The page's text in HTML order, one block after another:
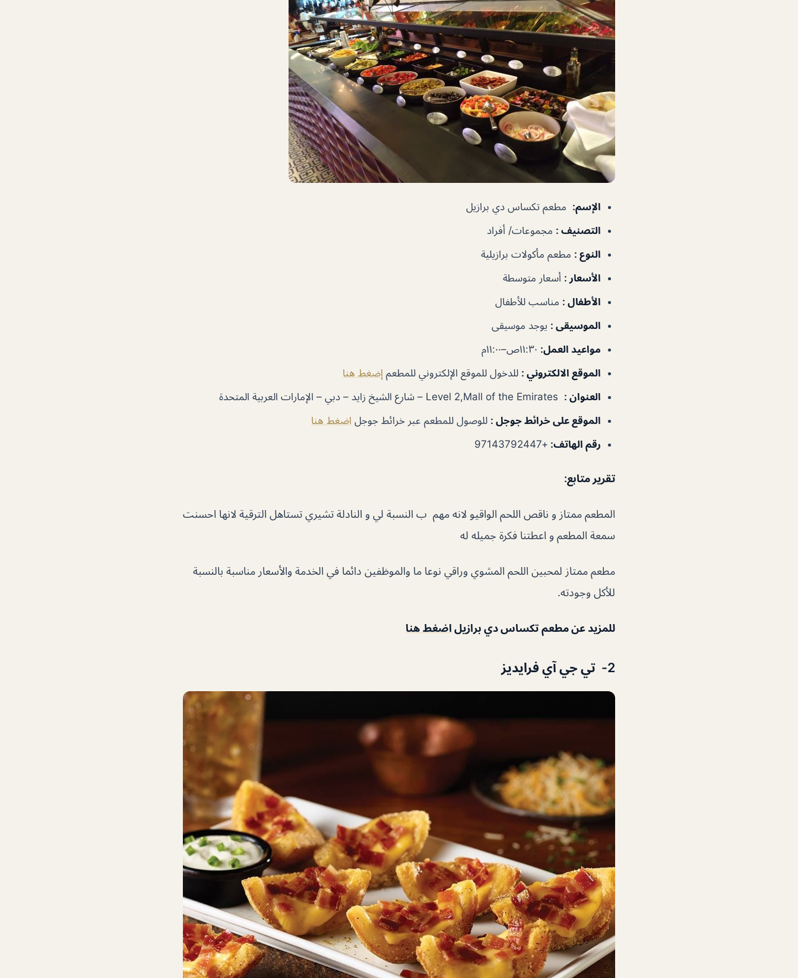
الإسم: مطعم تكساس دي برازيل
التصنيف : مجموعات/ أفراد
النوع : مطعم مأكولات برازيلية
الأسعار : أسعار متوسطة
الأطفال : مناسب للأطفال
الموسيقى : يوجد موسيقى
مواعيد العمل:
الموقع الالكتروني : للدخول للموقع الإلكتروني للمطعم إضغط هنا
العنوان :
الموقع على خرائط جوجل : للوصول للمطعم عبر خرائط جوجل اضغط هنا
رقم الهاتف:
+97143792447
تقرير متابع:
المطعم ممتاز و ناقص اللحم الواقيو لانه مهم ب النسبة لي و النادلة تشيري تستاهل الترقية لانها احسنت
سمعة المطعم و اعطتنا فكرة جميله له
مطعم ممتاز لمحبين اللحم المشوي وراقي نوعا ما والموظفين دائما في الخدمة والأسعار مناسبة بالنسبة
للأكل وجودته.
للمزيد عن مطعم تكساس دي برازيل اضغط هنا
2- تي جي آي فرايديز